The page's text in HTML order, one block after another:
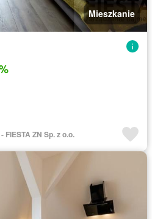
Mieszkanie
ZN Sp. z o.o.